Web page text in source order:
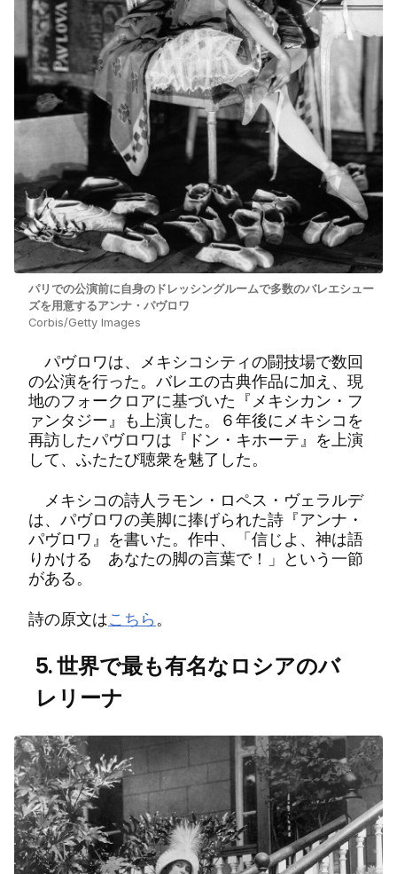
パリでの公演前に自身のドレッシングルームで多数のバレエシュー
ズを用意するアンナ・パヴロワ
Corbis/Getty Images
パヴロワは、メキシコシティの闘技場で数回
の公演を行った。バレエの古典作品に加え、現
地のフォークロアに基づいた『メキシカン・フ
ァンタジー』も上演した。６年後にメキシコを
再訪したパヴロワは『ドン・キホーテ』を上演
して、ふたたび聴衆を魅了した。
メキシコの詩人ラモン・ロペス・ヴェラルデ
は、パヴロワの美脚に捧げられた詩『アンナ・
パヴロワ』を書いた。作中、「信じよ、神は語
りかける あなたの脚の言葉で！」という一節
がある。
詩の原文はこちら。
5. 世界で最も有名なロシアのバ
レリーナ